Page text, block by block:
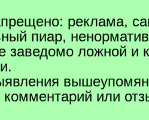
реклама,
пиар,
заведомо ложной и
или